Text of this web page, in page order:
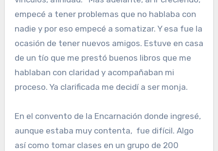
empecé a tener problemas que no hablaba con
nadie y por eso empecé a somatizar. Y esa fue la
ocasión de tener nuevos amigos. Estuve en casa
de un tío que me prestó buenos libros que me
hablaban con claridad y acompañaban mi
proceso. Ya clarificada me decidí a ser monja.
En el convento de la Encarnación donde ingresé,
aunque estaba muy contenta, fue difícil. Algo
así como tomar clases en un grupo de 200